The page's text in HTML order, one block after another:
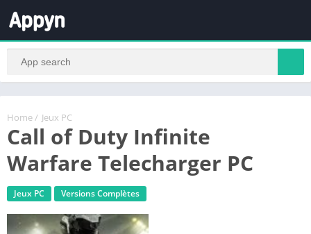
Home / Jeux PC
Call of Duty Infinite
Warfare Telecharger PC
Jeux PC Versions Complètes